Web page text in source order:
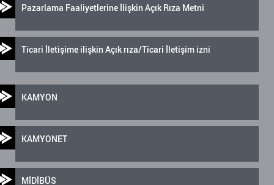
Pazarlama Faaliyetlerine İlişkin Açık Rıza Metni
Ticari İletişime ilişkin Açık rıza/Ticari İletişim izni
KAMYON
KAMYONET
MİDİBÜS